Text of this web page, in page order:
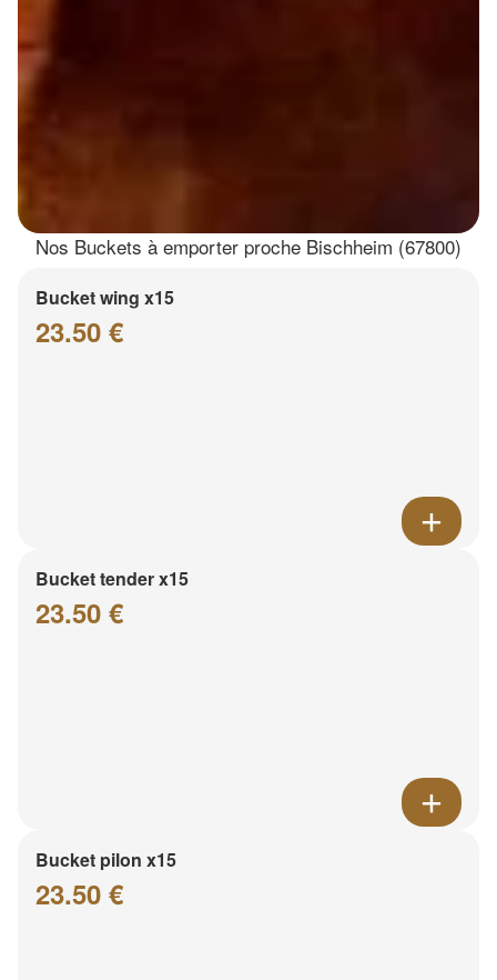
Nos Buckets à emporter proche Bischheim (67800)
Bucket wing x15
23.50 €
Bucket tender x15
23.50 €
Bucket pilon x15
23.50 €